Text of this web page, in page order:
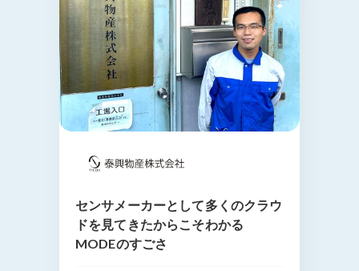
センサメーカーとして多くのクラウ
ドを見てきたからこそわかる
MODEのすごさ